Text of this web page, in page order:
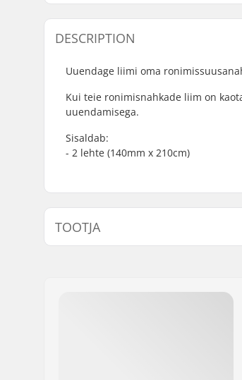
DESCRIPTION
Uuendage liimi oma
Kui teie ronimisnahkade liim on
uuendamisega.
Sisaldab:
- 2 lehte (140mm x 210cm)
TOOTJA